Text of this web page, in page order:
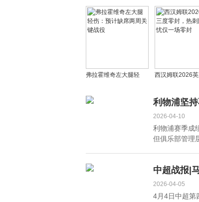
杨鸣、李楠、刘炜三选
一，谁能重振黑马雄
风？
愈复出在即，西
战或迎赛季首秀
弗拉霍维奇左大腿轻
战役
西汉姆联2026
一场零封
利物浦坚
2026-04-10
利物浦赛季成
但俱乐部管理
中超战报|
2026-04-05
4月4日中超第